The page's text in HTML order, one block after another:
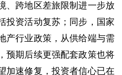
、跨地区差旅限制进一步放
投资活动复苏；同步，国家
产行业政策，从供给端与需
预期后续更强配套政策也将
加速修复，投资者信心已在